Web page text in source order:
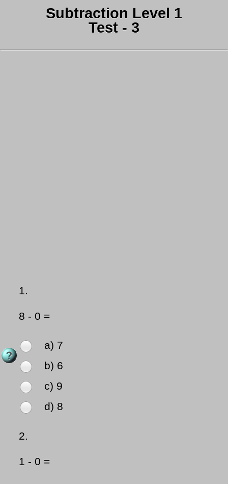
Subtraction Level 1
Test - 3
1.
8 - 0 =
a) 7
b) 6
c) 9
d) 8
2.
1 - 0 =